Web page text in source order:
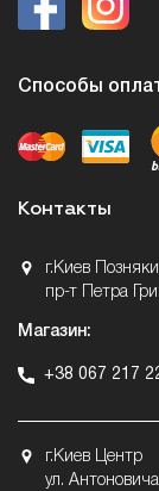
Способы
Контакты
г.Киев Позняки
пр-т Петра
Магазин:
+38 067 217
г.Киев Центр
ул.